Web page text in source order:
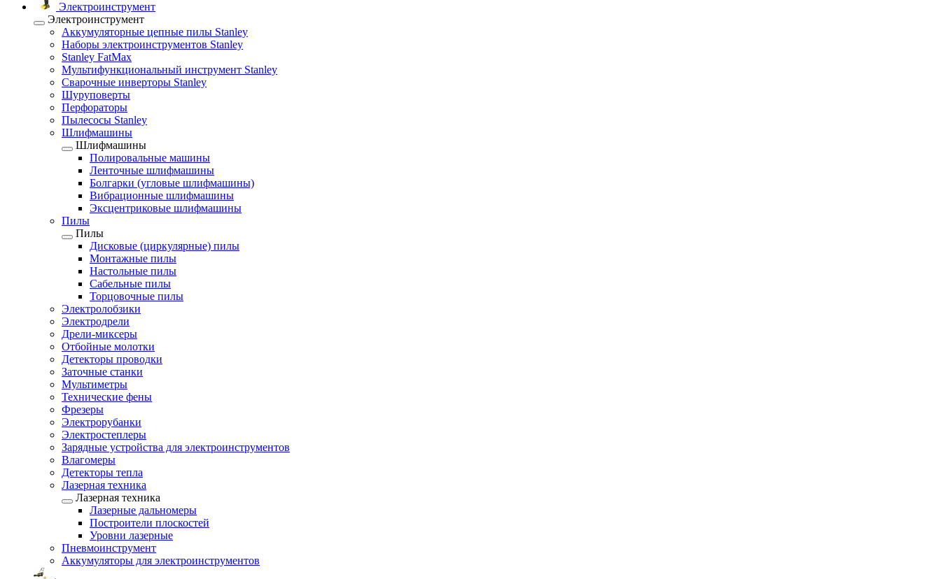
Электроинструмент
Электроинструмент
Аккумуляторные цепные пилы Stanley
Наборы электроинструментов Stanley
Stanley FatMax
Мультифункциональный инструмент Stanley
Сварочные инверторы Stanley
Шуруповерты
Перфораторы
Пылесосы Stanley
Шлифмашины
Шлифмашины
Полировальные машины
Ленточные шлифмашины
Болгарки (угловые шлифмашины)
Вибрационные шлифмашины
Эксцентриковые шлифмашины
Пилы
Пилы
Дисковые (циркулярные) пилы
Монтажные пилы
Настольные пилы
Сабельные пилы
Торцовочные пилы
Электролобзики
Электродрели
Дрели-миксеры
Отбойные молотки
Детекторы проводки
Заточные станки
Мультиметры
Технические фены
Фрезеры
Электрорубанки
Электростеплеры
Зарядные устройства для электроинструментов
Влагомеры
Детекторы тепла
Лазерная техника
Лазерная техника
Лазерные дальномеры
Построители плоскостей
Уровни лазерные
Пневмоинструмент
Аккумуляторы для электроинструментов